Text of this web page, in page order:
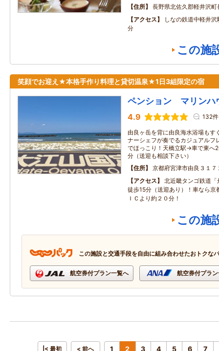
住所
長野県北佐久郡軽井沢
アクセス
しなの鉄道中軽井
分
この施
笑顔でお迎え★本格手作り料理と貸切温泉★1日3組限定の宿
ペンション マリンハ
4.9 132件
由良ヶ岳を背に由良海水浴場もす
ナーシェフが奏でるカジュアルフ
でほっこり！天橋立駅→車で東へ
分（送迎も相談下さい）
住所
京都府宮津市由良３１７
アクセス
北近畿タンゴ鉄道
徒歩15分（送迎あり）！車なら京
ＩＣより約２０分！
この施
この施設と交通手段を自由に組み合わせたおトクな
航空券付プラン一覧へ 航空券付プラ
|< 最初 < 前へ 1 2 3 4 5 6 7